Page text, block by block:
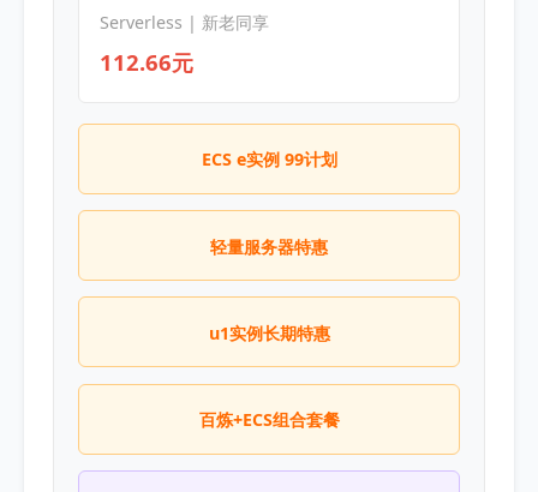
Serverless | 新老同享
112.66元
ECS e实例 99计划
轻量服务器特惠
u1实例长期特惠
百炼+ECS组合套餐